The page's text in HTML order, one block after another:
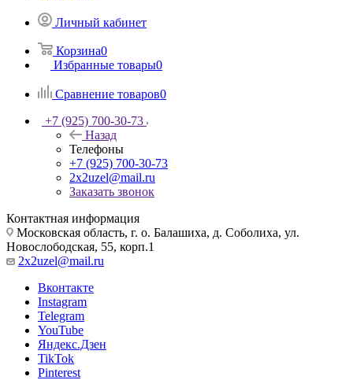
Личный кабинет
Корзина0
Избранные товары0
Сравнение товаров0
+7 (925) 700-30-73
Назад
Телефоны
+7 (925) 700-30-73
2x2uzel@mail.ru
Заказать звонок
Контактная информация
Московская область, г. о. Балашиха, д. Соболиха, ул.
Новослободская, 55, корп.1
2x2uzel@mail.ru
Вконтакте
Instagram
Telegram
YouTube
Яндекс.Дзен
TikTok
Pinterest